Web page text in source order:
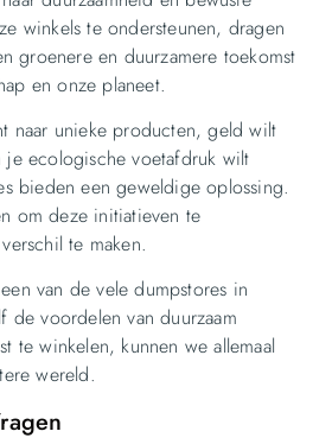
winkels te ondersteunen, dragen
groenere en duurzamere toekomst
en onze planeet.
naar unieke producten, geld wilt
ecologische voetafdruk wilt
bieden een geweldige oplossing.
om deze initiatieven te
te maken.
van de vele dumpstores in
de voordelen van duurzaam
te winkelen, kunnen we allemaal
wereld.